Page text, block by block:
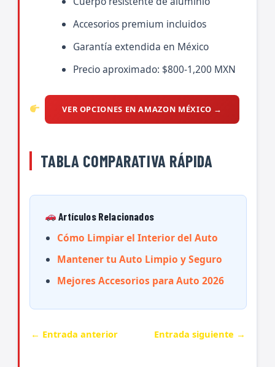
Accesorios premium incluidos
Garantía extendida en México
Precio aproximado: $800-1,200 MXN
VER OPCIONES EN AMAZON MÉXICO →
TABLA COMPARATIVA RÁPIDA
Artículos Relacionados
Cómo Limpiar el Interior del Auto
Mantener tu Auto Limpio y Seguro
Mejores Accesorios para Auto 2026
← Entrada anterior Entrada siguiente →